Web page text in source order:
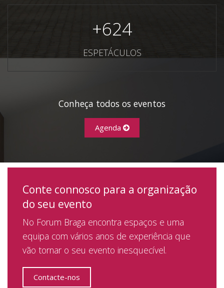
+624
ESPETÁCULOS
Conheça todos os eventos
Agenda
Conte connosco para a organização
do seu evento
No Forum Braga encontra espaços e uma
equipa com vários anos de experiência que
vão tornar o seu evento inesquecível.
Contacte-nos